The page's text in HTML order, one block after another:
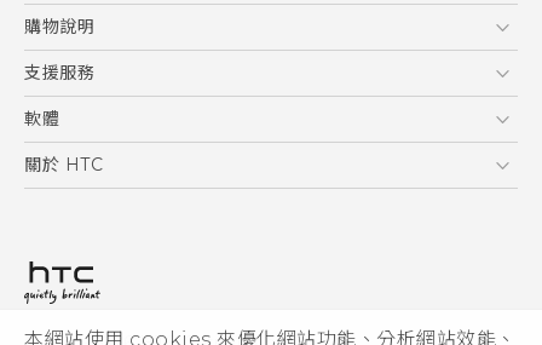
本網站使用 cookies 來優化網站功能、分析網站效能、
智慧型手機
配件
HTC Research
購物說明
購物須知
訂單管理
付款方式
支援服務
到府收送維修服務
服務中心資訊
客戶服務佈告欄
軟體
應用程式
HTC Sync Manager
關於 HTC
投資人